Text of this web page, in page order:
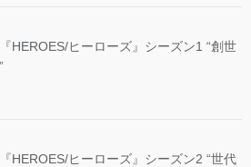
HEROES/ヒーローズ』シーズン1 “創世
HEROES/ヒーローズ』シーズン2 “世代